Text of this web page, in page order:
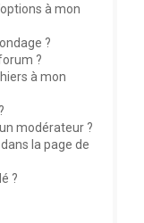
à mon
?
?
à mon
modérateur ?
la page de
?